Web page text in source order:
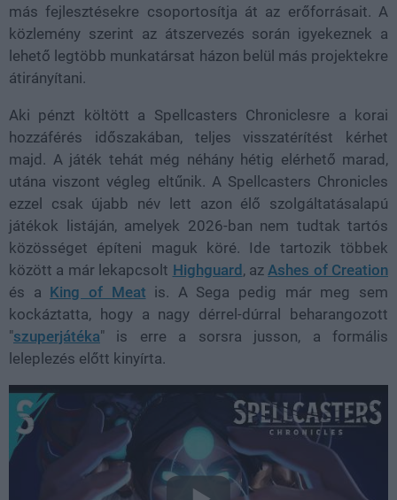
más fejlesztésekre csoportosítja át az erőforrásait. A
közlemény szerint az átszervezés során igyekeznek a
lehető legtöbb munkatársat házon belül más projektekre
átirányítani.
Aki pénzt költött a Spellcasters Chroniclesre a korai
hozzáférés időszakában, teljes visszatérítést kérhet
majd. A játék tehát még néhány hétig elérhető marad,
utána viszont végleg eltűnik. A Spellcasters Chronicles
ezzel csak újabb név lett azon élő szolgáltatásalapú
játékok listáján, amelyek 2026-ban nem tudtak tartós
közösséget építeni maguk köré. Ide tartozik többek
között a már lekapcsolt Highguard , azAshes of Creation
és a King of Meat is. A Sega pedig már meg sem
kockáztatta, hogy a nagy dérrel-dúrral beharangozott
"szuperjátéka" is erre a sorsra jusson, a formális
leleplezés előtt kinyírta.